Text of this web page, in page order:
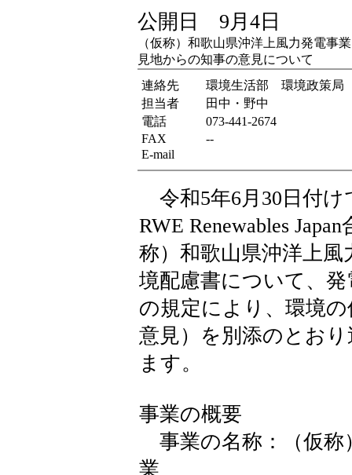
公開日 9月4日
（仮称）和歌山県沖洋上風力発電事
見地からの知事の意見について
連絡先
環境生活部 環境政策局
担当者
田中・野中
電話
073-441-2674
FAX
--
E-mail
令和5年6月30日付け
RWE Renewables
称）和歌山県沖洋上
境配慮書について、
の規定により、環境
意見）を別添のとお
ます。
事業の概要
事業の名称：（仮称
業